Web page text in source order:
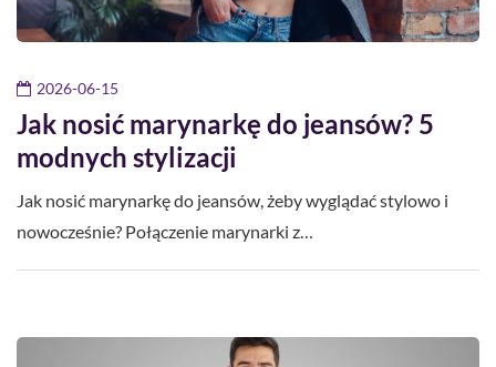
2026-06-15
Jak nosić marynarkę do jeansów? 5
modnych stylizacji
Jak nosić marynarkę do jeansów, żeby wyglądać stylowo i
nowocześnie? Połączenie marynarki z…